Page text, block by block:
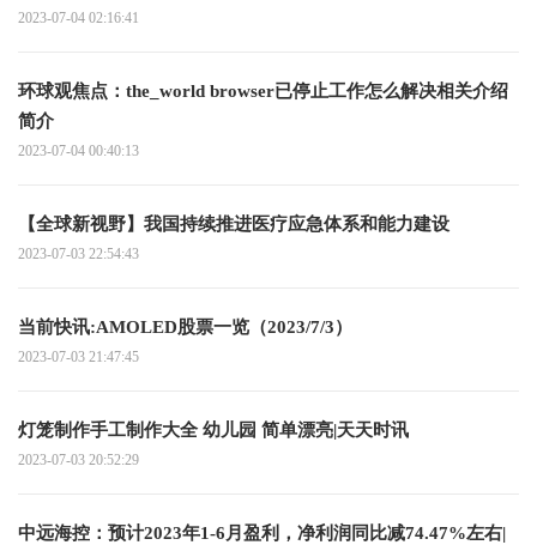
2023-07-04 02:16:41
环球观焦点：the_world browser已停止工作怎么解决相关介绍
简介
2023-07-04 00:40:13
【全球新视野】我国持续推进医疗应急体系和能力建设
2023-07-03 22:54:43
当前快讯:AMOLED股票一览（2023/7/3）
2023-07-03 21:47:45
灯笼制作手工制作大全 幼儿园 简单漂亮|天天时讯
2023-07-03 20:52:29
中远海控：预计2023年1-6月盈利，净利润同比减74.47%左右|